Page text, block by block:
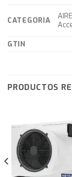
CATEGORIA
GTIN
PRODUCTOS